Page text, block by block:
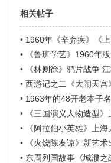
相关帖子
• 1960年《辛弃疾》《
•
《鲁班学艺》1960年
•
《林则徐》鸦片战争
•西游记之二《大闹天宫
• 1963年的48开老本子
•
《三国演义人物造型
•
《阿拉伯小英雄》上
•
《火烧陈友谅》新艺
• 东周列国故事《城濮之